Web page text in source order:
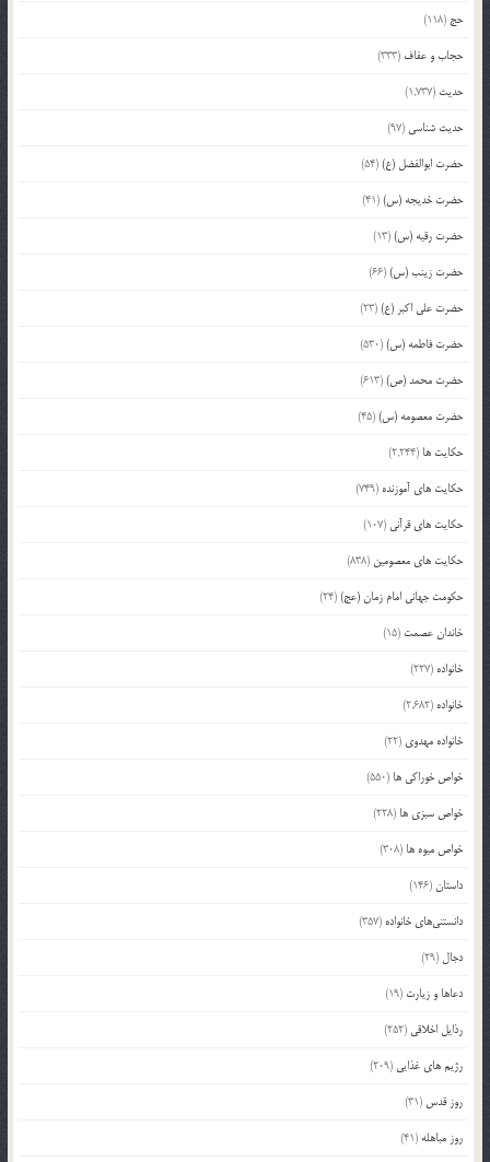
حج (118)
حجاب و عفاف (333)
حدیث (1,737)
حدیث شناسی (97)
حضرت ابوالفضل (ع)(54)
حضرت خدیجه (س)(41)
حضرت رقیه (س)(13)
حضرت زینب (س)(66)
حضرت علی اکبر (ع)(23)
حضرت فاطمه (س)(530)
حضرت محمد (ص)(613)
حضرت معصومه (س)(45)
حکایت ها (2,244)
حکایت های آموزنده (749)
حکایت های قرآنی (107)
حکایت های معصومین (838)
حکومت جهانی امام زمان (عج)(24)
خاندان عصمت (15)
خانواده (227)
خانواده (2,682)
خانواده مهدوی (22)
خواص خوراکی ها (550)
خواص سبزی ها (228)
خواص میوه ها (308)
داستان(146)
دانستنی‌های خانواده (357)
دجال (29)
دعاها و زیارت (19)
رذایل اخلاقی (252)
رژیم های غذایی (209)
روز قدس (31)
روز مباهله (41)